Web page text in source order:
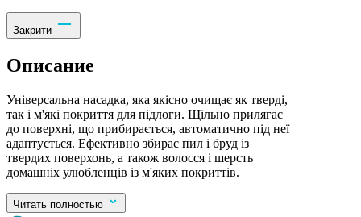
Закрити
Описание
Універсальна насадка, яка якісно очищає як тверді,
так і м'які покриття для підлоги. Щільно прилягає
до поверхні, що прибирається, автоматично під неї
адаптується. Ефективно збирає пил і бруд із
твердих поверхонь, а також волосся і шерсть
домашніх улюбленців із м'яких покриттів.
Читать полностью